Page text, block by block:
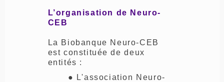
L’organisation de Neuro-
CEB
La Biobanque Neuro-CEB
est constituée de deux
entités :
● L'association Neuro-